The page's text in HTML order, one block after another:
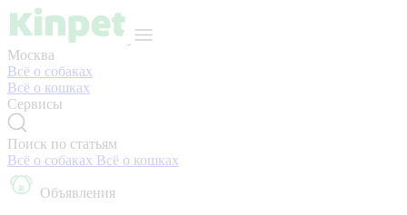
Москва
Всё о собаках
Всё о кошках
Сервисы
Поиск по статьям
Всё о собаках Всё о кошках
Объявления